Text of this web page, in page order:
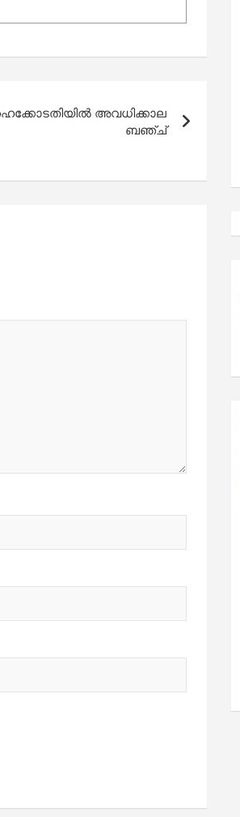
അവധിക്കാല
ബഞ്ച്